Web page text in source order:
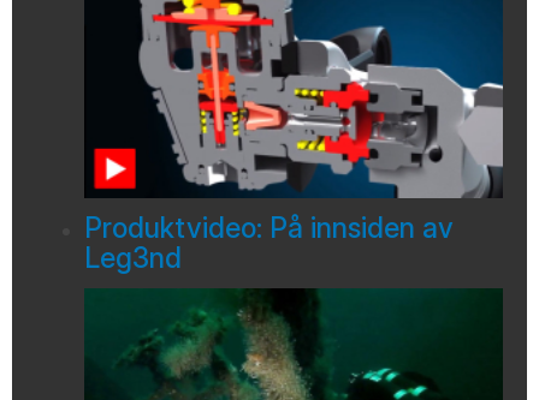
Produktvideo: På innsiden av
Leg3nd